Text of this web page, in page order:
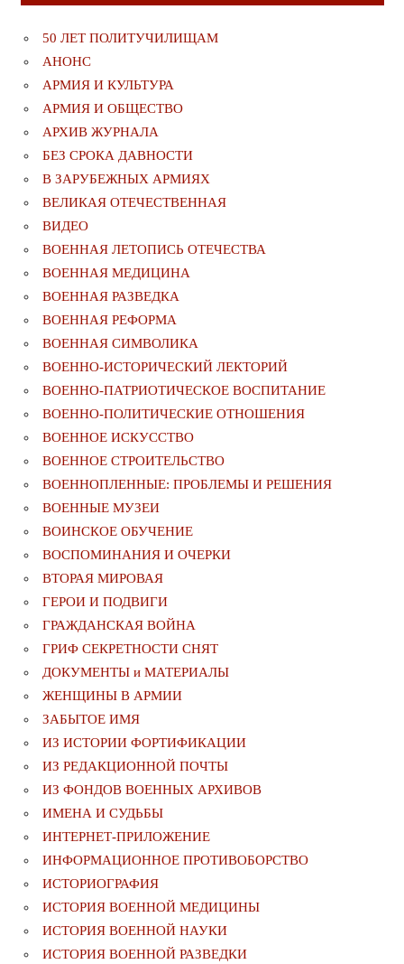
50 ЛЕТ ПОЛИТУЧИЛИЩАМ
АНОНС
АРМИЯ И КУЛЬТУРА
АРМИЯ И ОБЩЕСТВО
АРХИВ ЖУРНАЛА
БЕЗ СРОКА ДАВНОСТИ
В ЗАРУБЕЖНЫХ АРМИЯХ
ВЕЛИКАЯ ОТЕЧЕСТВЕННАЯ
ВИДЕО
ВОЕННАЯ ЛЕТОПИСЬ ОТЕЧЕСТВА
ВОЕННАЯ МЕДИЦИНА
ВОЕННАЯ РАЗВЕДКА
ВОЕННАЯ РЕФОРМА
ВОЕННАЯ СИМВОЛИКА
ВОЕННО-ИСТОРИЧЕСКИЙ ЛЕКТОРИЙ
ВОЕННО-ПАТРИОТИЧЕСКОЕ ВОСПИТАНИЕ
ВОЕННО-ПОЛИТИЧЕСКИE ОТНОШЕНИЯ
ВОЕННОЕ ИСКУССТВО
ВОЕННОЕ СТРОИТЕЛЬСТВО
ВОЕННОПЛЕННЫЕ: ПРОБЛЕМЫ И РЕШЕНИЯ
ВОЕННЫЕ МУЗЕИ
ВОИНСКОЕ ОБУЧЕНИЕ
ВОСПОМИНАНИЯ И ОЧЕРКИ
ВТОРАЯ МИРОВАЯ
ГЕРОИ И ПОДВИГИ
ГРАЖДАНСКАЯ ВОЙНА
ГРИФ СЕКРЕТНОСТИ СНЯТ
ДОКУМЕНТЫ и МАТЕРИАЛЫ
ЖЕНЩИНЫ В АРМИИ
ЗАБЫТОЕ ИМЯ
ИЗ ИСТОРИИ ФОРТИФИКАЦИИ
ИЗ РЕДАКЦИОННОЙ ПОЧТЫ
ИЗ ФОНДОВ ВОЕННЫХ АРХИВОВ
ИМЕНА И СУДЬБЫ
ИНТЕРНЕТ-ПРИЛОЖЕНИЕ
ИНФОРМАЦИОННОЕ ПРОТИВОБОРСТВО
ИСТОРИОГРАФИЯ
ИСТОРИЯ ВОЕННОЙ МЕДИЦИНЫ
ИСТОРИЯ ВОЕННОЙ НАУКИ
ИСТОРИЯ ВОЕННОЙ РАЗВЕДКИ